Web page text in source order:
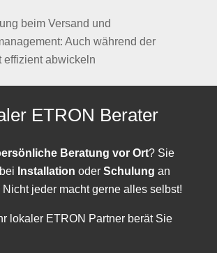
beim Versand und
Auch während der
effizient abwickeln
ETRON Berater
Beratung vor Ort? Sie
Installation oder Schulung an
Nicht jeder macht gerne alles selbst!
lokaler ETRON Partner berät Sie